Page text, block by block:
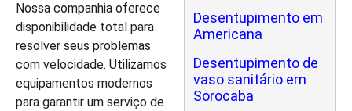
Nossa companhia oferece
disponibilidade total para
resolver seus problemas
com velocidade. Utilizamos
equipamentos modernos
para garantir um serviço de
Desentupimento em
Americana
Desentupimento de
vaso sanitário em
Sorocaba